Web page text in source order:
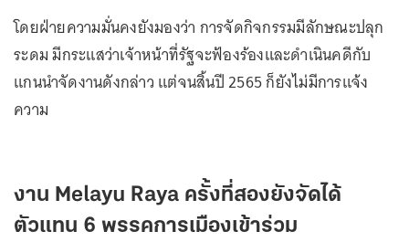
โดยฝ่ายความมั่นคงยังมองว่า การจัดกิจกรรมมีลักษณะปลุก
ระดม มีกระแสว่าเจ้าหน้าที่รัฐจะฟ้องร้องและดำเนินคดีกับ
แกนนำจัดงานดังกล่าว แต่จนสิ้นปี 2565 ก็ยังไม่มีการแจ้ง
ความ
งาน Melayu Raya ครั้งที่สองยังจัดได้
ตัวแทน 6 พรรคการเมืองเข้าร่วม